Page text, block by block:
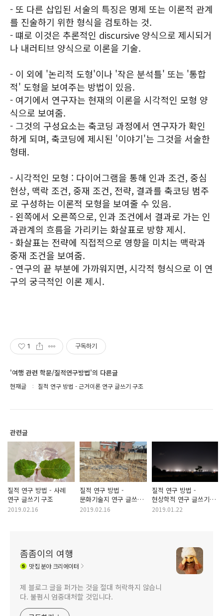
- 또 다른 삽입된 서술의 특징은 명제 또는 이론적 관계
를 진술하기 위한 형식을 검토하는 것.
- 떄로 이것은 추론적인 discursive 양식으로 제시되거
나 내러티브 양식으로 이론을 기술.
- 이 외에 '논리적 도형'이나 '작은 분석틀' 또는 '통합
적' 도형을 보여주는 방법이 있음.
- 여기에서 연구자는 현재의 이론을 시각적인 모형 양
식으로 보여줌.
- 그것의 구성요소는 축코딩 과정에서 연구자가 확인
하게 되며, 축코딩에 제시된 '이야기'는 그것을 서술한
형태.
- 시각적인 모형 : 다이어그램을 통해 인과 조건, 중심
현상, 맥락 조건, 중재 조건, 전략, 결과를 축코딩 범주
로 구성하는 이론적 모형을 보여줄 수 있음.
- 왼쪽에서 오른쪽으로, 인과 조건에서 결과로 가는 인
과관계의 흐름을 가리키는 화살표로 방향 제시.
- 화살표는 전략에 직접적으로 영향을 미치는 맥락과
중재 조건을 보여줌.
- 연구의 끝 부분에 가까워지면, 시각적 형식으로 이 연
구의 궁극적인 이론 제시.
1 구독하기
'여행 관련 학문/질적연구방법'의 다른글
현재글 질적 연구 방법 - 근거이론 연구 글쓰기 구조
관련글
질적 연구 방법 - 사례
연구 글쓰기 구조
2019.02.16
질적 연구 방법 -
문화기술지 연구 글쓰기
구조
2019.02.16
질적 연구 방법 -
현상학적 연구 글쓰기
구조
2019.01.22
좀좀이의 여행
맛집분야 크리에이터
제 블로그 글을 퍼가는 것을 절대 허락하지 않습니
다. 불펌시 엄중대처할 것입니다.